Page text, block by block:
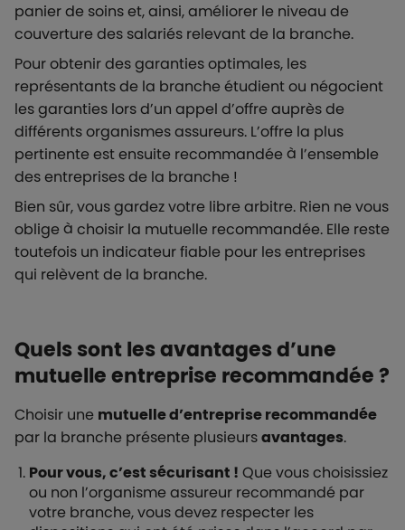
panier de soins et, ainsi, améliorer le niveau de
couverture des salariés relevant de la branche.
Pour obtenir des garanties optimales, les
représentants de la branche étudient ou négocient
les garanties lors d’un appel d’offre auprès de
différents organismes assureurs. L’offre la plus
pertinente est ensuite recommandée à l’ensemble
des entreprises de la branche !
Bien sûr, vous gardez votre libre arbitre. Rien ne vous
oblige à choisir la mutuelle recommandée. Elle reste
toutefois un indicateur fiable pour les entreprises
qui relèvent de la branche.
Quels sont les avantages d’une
mutuelle entreprise recommandée ?
Choisir une mutuelle d’entreprise recommandée
par la branche présente plusieursavantages.
Pour vous, c’est sécurisant ! Que vous choisissiez
ou non l’organisme assureur recommandé par
votre branche, vous devez respecter les